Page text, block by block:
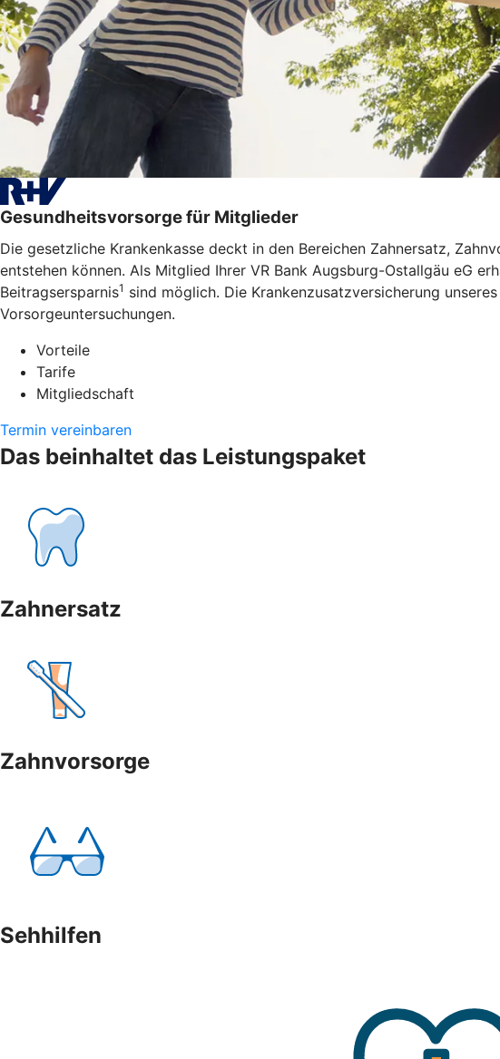
Gesundheitsvorsorge für Mitglieder
Die gesetzliche Krankenkasse deckt in den Bereichen Zahnersatz,
entstehen können. Als Mitglied Ihrer VR Bank Augsburg-Ostallgäu eG
Beitragsersparnis1 sind möglich. Die Krankenzusatzversicherung
Vorsorgeuntersuchungen.
Vorteile
Tarife
Mitgliedschaft
Termin vereinbaren
Das beinhaltet das Leistungspaket
Zahnersatz
Zahnvorsorge
Sehhilfen